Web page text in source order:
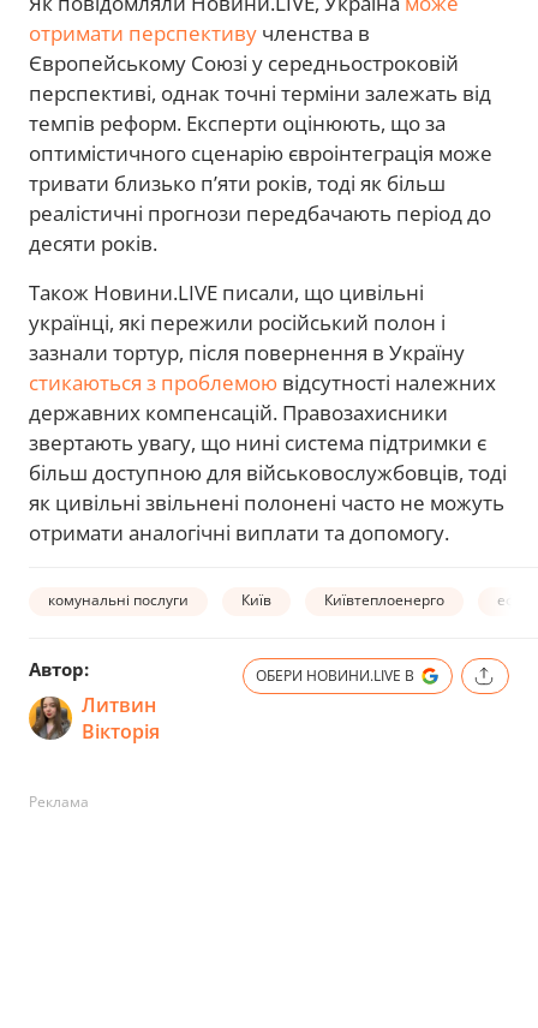
отримати перспективу членства в
Європейському Союзі у середньостроковій
перспективі, однак точні терміни залежать від
темпів реформ. Експерти оцінюють, що за
оптимістичного сценарію євроінтеграція може
тривати близько п’яти років, тоді як більш
реалістичні прогнози передбачають період до
десяти років.
Також Новини.LIVE писали, що цивільні
українці, які пережили російський полон і
зазнали тортур, після повернення в Україну
стикаються з проблемою відсутності належних
державних компенсацій. Правозахисники
звертають увагу, що нині система підтримки є
більш доступною для військовослужбовців, тоді
як цивільні звільнені полонені часто не можуть
отримати аналогічні виплати та допомогу.
комунальні послуги Київ Київтеплоенерго ефір
Автор:
Литвин
Вікторія
ОБЕРИ НОВИНИ.LIVE В
Реклама